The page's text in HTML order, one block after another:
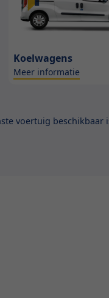
Koelwagens
Meer informatie
voertuig